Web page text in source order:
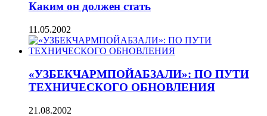
Каким он должен стать
11.05.2002
«УЗБЕКЧАРМПОЙАБЗАЛИ»: ПО ПУТИ
ТЕХНИЧЕСКОГО ОБНОВЛЕНИЯ
21.08.2002